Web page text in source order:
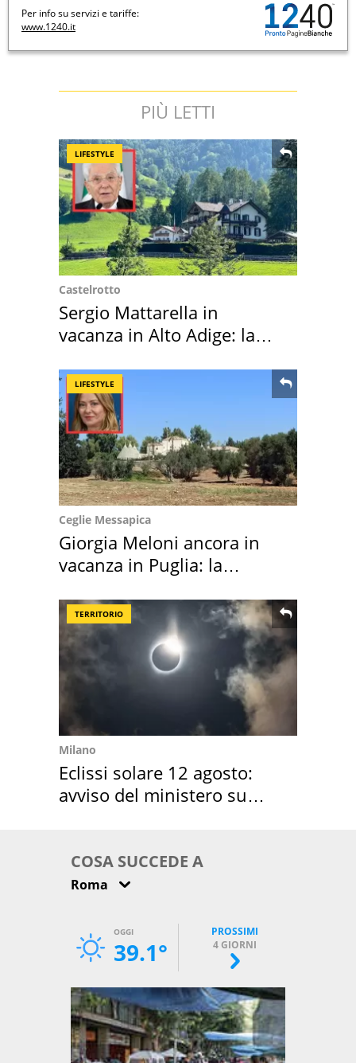
Per info su servizi e tariffe:
www.1240.it
PIÙ LETTI
LIFESTYLE
Castelrotto
Sergio Mattarella in
vacanza in Alto Adige: la
LIFESTYLE
Ceglie Messapica
Giorgia Meloni ancora in
vacanza in Puglia: la
TERRITORIO
Milano
Eclissi solare 12 agosto:
avviso del ministero su